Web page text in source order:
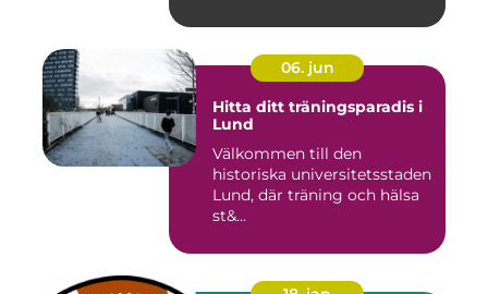
06. jun
Hitta ditt träningsparadis i
Lund
Välkommen till den
historiska universitetsstaden
Lund, där träning och hälsa
st&...